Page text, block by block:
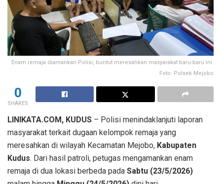
Enam remaja diamankan Polisi, buntut meresahkan masyarakat baru-baru ini.
Foto: Polsek Mejobo
0
SHARES
LINIKATA.COM, KUDUS – Polisi menindaklanjuti laporan
masyarakat terkait dugaan kelompok remaja yang
meresahkan di wilayah Kecamatan Mejobo, Kabupaten
Kudus. Dari hasil patroli, petugas mengamankan enam
remaja di dua lokasi berbeda pada Sabtu (23/5/2026)